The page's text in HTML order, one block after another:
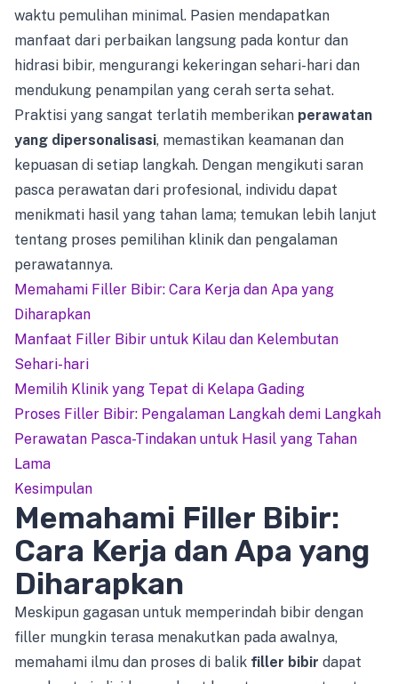
waktu pemulihan minimal. Pasien mendapatkan
manfaat dari perbaikan langsung pada kontur dan
hidrasi bibir, mengurangi kekeringan sehari-hari dan
mendukung penampilan yang cerah serta sehat.
Praktisi yang sangat terlatih memberikan perawatan
yang dipersonalisasi, memastikan keamanan dan
kepuasan di setiap langkah. Dengan mengikuti saran
pasca perawatan dari profesional, individu dapat
menikmati hasil yang tahan lama; temukan lebih lanjut
tentang proses pemilihan klinik dan pengalaman
perawatannya.
Memahami Filler Bibir: Cara Kerja dan Apa yang
Diharapkan
Manfaat Filler Bibir untuk Kilau dan Kelembutan
Sehari-hari
Memilih Klinik yang Tepat di Kelapa Gading
Proses Filler Bibir: Pengalaman Langkah demi Langkah
Perawatan Pasca-Tindakan untuk Hasil yang Tahan
Lama
Kesimpulan
Memahami Filler Bibir:
Cara Kerja dan Apa yang
Diharapkan
Meskipun gagasan untuk memperindah bibir dengan
filler mungkin terasa menakutkan pada awalnya,
memahami ilmu dan proses di balik filler bibir dapat